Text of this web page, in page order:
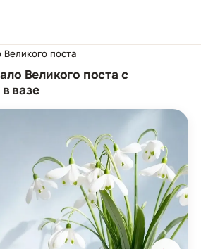
Великого поста
Великого поста с
вазе